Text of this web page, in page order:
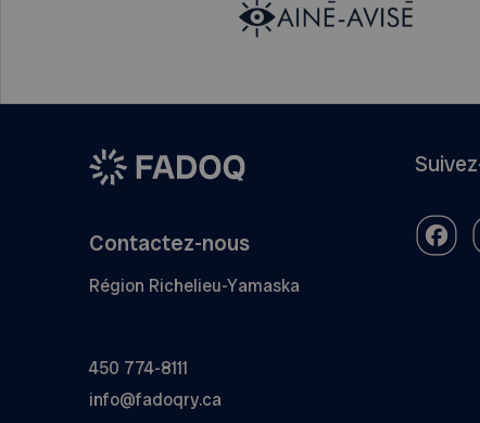
Contactez-nous
Région Richelieu-Yamaska
450 774-8111
info@fadoqry.ca